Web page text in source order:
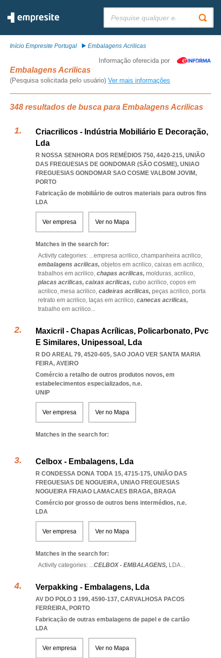
Início Empresite Portugal Embalagens Acrilicas
Informação oferecida por
Embalagens Acrilicas
(Pesquisa solicitada pelo usuário) Ver mais informações
348 resultados de busca para Embalagens Acrilicas
Criacrilicos - Indústria Mobiliário E Decoração,
Lda
R NOSSA SENHORA DOS REMÉDIOS 750, 4420-215, UNIÃO
DAS FREGUESIAS DE GONDOMAR (SÃO COSME), UNIAO
FREGUESIAS GONDOMAR SAO COSME VALBOM JOVIM,
PORTO
Fabricação de mobiliário de outros materiais para outros fins
LDA
Ver empresa Ver no Mapa
Matches in the search for:
Activity categories: ...empresa acrilico, champanheira acrilico,
embalagens acrilicas, objetos em acrilico, caixas em acrilico,
trabalhos em acrilico, chapas acrilicas, molduras, acrilico,
placas acrilicas, caixas acrilicas, cubo acrilico, copos em
acrilico, mesa acrilico, cadeiras acrilicas, peças acrilico, porta
retrato em acrilico, taças em acrilico, canecas acrilicas,
trabalho em acrilico...
Maxicril - Chapas Acrílicas, Policarbonato, Pvc
E Similares, Unipessoal, Lda
R DO AREAL 79, 4520-605, SAO JOAO VER SANTA MARIA
FEIRA, AVEIRO
Comércio a retalho de outros produtos novos, em
estabelecimentos especializados, n.e.
UNIP
Ver empresa Ver no Mapa
Matches in the search for:
Celbox - Embalagens, Lda
R CONDESSA DONA TODA 15, 4715-175, UNIÃO DAS
FREGUESIAS DE NOGUEIRA, UNIAO FREGUESIAS
NOGUEIRA FRAIAO LAMACAES BRAGA, BRAGA
Comércio por grosso de outros bens intermédios, n.e.
LDA
Ver empresa Ver no Mapa
Matches in the search for:
Activity categories: ...CELBOX - EMBALAGENS, LDA...
Verpakking - Embalagens, Lda
AV DO POLO 3 199, 4590-137, CARVALHOSA PACOS
FERREIRA, PORTO
Fabricação de outras embalagens de papel e de cartão
LDA
Ver empresa Ver no Mapa